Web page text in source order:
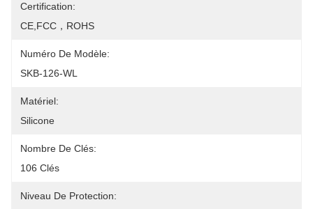
Certification:
CE,FCC，ROHS
Numéro De Modèle:
SKB-126-WL
Matériel:
Silicone
Nombre De Clés:
106 Clés
Niveau De Protection: